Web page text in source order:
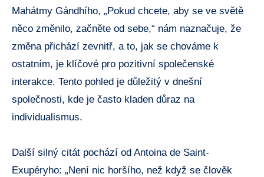
Mahátmy Gándhího, „Pokud chcete, aby se ve světě
něco změnilo, začněte od sebe,“ nám naznačuje, že
změna přichází zevnitř, a to, jak se chováme k
ostatním, je klíčové pro pozitivní společenské
interakce. Tento pohled je důležitý v dnešní
společnosti, kde je často kladen důraz na
individualismus.
Další silný citát pochází od Antoina de Saint-
Exupéryho: „Není nic horšího, než když se člověk